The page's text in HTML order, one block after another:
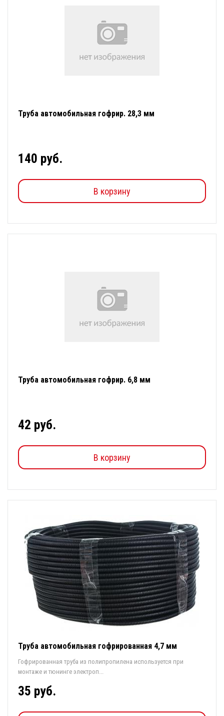
Труба автомобильная гофрир. 28,3 мм
140 руб.
В корзину
Труба автомобильная гофрир. 6,8 мм
42 руб.
В корзину
Труба автомобильная гофрированная 4,7 мм
Гофрированная труба из полипропилена используется при
монтаже и тюнинге электроп...
35 руб.